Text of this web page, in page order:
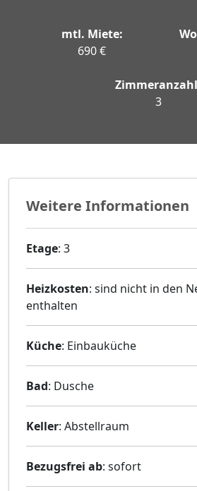
mtl. Miete:
690 €
3
Weitere Informationen
Etage: 3
Heizkosten: sind nicht in den
enthalten
Küche: Einbauküche
Bad: Dusche
Keller: Abstellraum
Bezugsfrei ab: sofort